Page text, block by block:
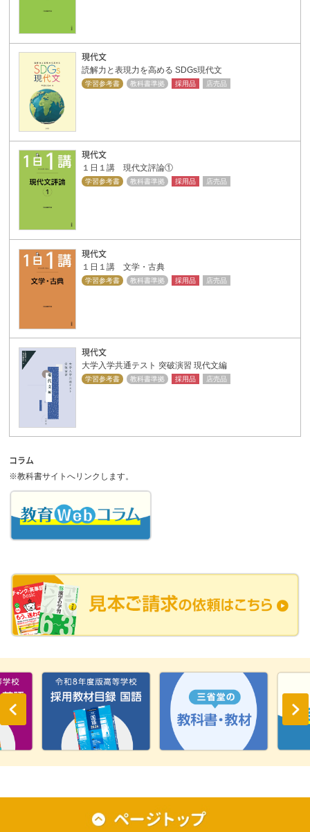
現代文
読解力と表現力を高める SDGs現代文
学習参考書 教科書準拠 採用品 店売品
現代文
１日１講 現代文評論①
学習参考書 教科書準拠 採用品 店売品
現代文
１日１講 文学・古典
学習参考書 教科書準拠 採用品 店売品
現代文
大学入学共通テスト 突破演習 現代文編
学習参考書 教科書準拠 採用品 店売品
コラム
※教科書サイトへリンクします。